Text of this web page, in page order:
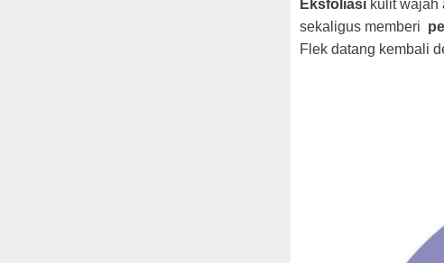
Eksfoliasi kulit wajah
sekaligus memberi
Flek datang kembali